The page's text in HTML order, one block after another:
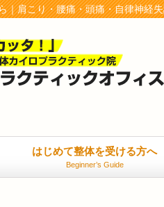
｜肩こり・腰痛・頭痛・自律神経
はじめて整体を受ける方へ
Beginner’s Guide